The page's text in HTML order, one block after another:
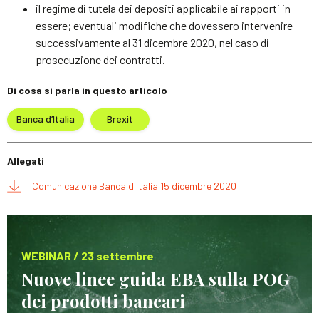
il regime di tutela dei depositi applicabile ai rapporti in
essere; eventuali modifiche che dovessero intervenire
successivamente al 31 dicembre 2020, nel caso di
prosecuzione dei contratti.
Di cosa si parla in questo articolo
Banca d’Italia Brexit
Allegati
Comunicazione Banca d'Italia 15 dicembre 2020
WEBINAR / 23 settembre
Nuove linee guida EBA sulla POG
dei prodotti bancari